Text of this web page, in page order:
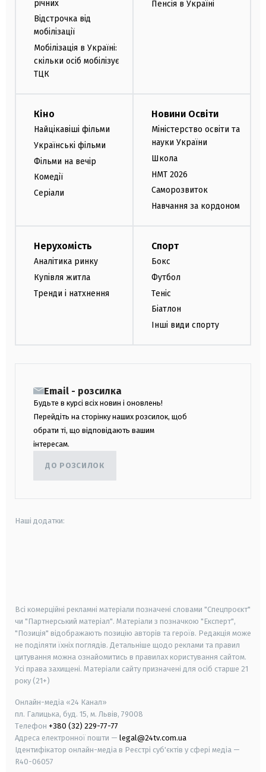
річних
Відстрочка від
мобілізації
Мобілізація в Україні:
скільки осіб мобілізує
ТЦК
Пенсія в Україні
Кіно
Найцікавіші фільми
Українські фільми
Фільми на вечір
Комедії
Серіали
Новини Освіти
Міністерство освіти та
науки України
Школа
НМТ 2026
Саморозвиток
Навчання за кордоном
Нерухомість
Аналітика ринку
Купівля житла
Тренди і натхнення
Спорт
Бокс
Футбол
Теніс
Біатлон
Інші види спорту
Email - розсилка
Будьте в курсі всіх новин і оновлень!
Перейдіть на сторінку наших розсилок, щоб
обрати ті, що відповідають вашим
інтересам.
ДО РОЗСИЛОК
Наші додатки:
Всі комерційні рекламні матеріали позначені словами "Спецпроєкт"
чи "Партнерський матеріал". Матеріали з позначкою "Експерт",
"Позиція" відображають позицію авторів та героїв. Редакція може
не поділяти їхніх поглядів. Детальніше щодо реклами та правил
цитування можна ознайомитись в правилах користування сайтом.
Усі права захищені. Матеріали сайту призначені для осіб старше 21
року (21+)
Онлайн-медіа «24 Канал»
пл. Галицька, буд. 15, м. Львів, 79008
Телефон +380 (32) 229-77-77
Адреса електронної пошти — legal@24tv.com.ua
Ідентифікатор онлайн-медіа в Реєстрі суб'єктів у сфері медіа —
R40-06057